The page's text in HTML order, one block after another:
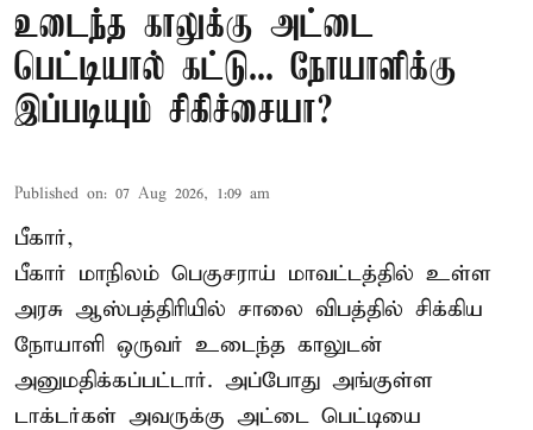
உடைந்த காலுக்கு அட்டை
பெட்டியால் கட்டு... நோயாளிக்கு
இப்படியும் சிகிச்சையா?
Published on: 07 Aug 2026, 1:09 am
பீகார்,
பீகார் மாநிலம் பெகுசராய் மாவட்டத்தில் உள்ள
அரசு ஆஸ்பத்திரியில் சாலை விபத்தில் சிக்கிய
நோயாளி ஒருவர் உடைந்த காலுடன்
அனுமதிக்கப்பட்டார். அப்போது அங்குள்ள
டாக்டர்கள் அவருக்கு அட்டை பெட்டியை